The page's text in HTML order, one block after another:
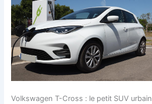
Volkswagen T-Cross : le petit SUV urbain